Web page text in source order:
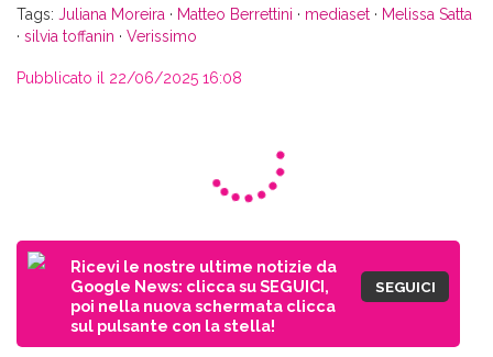
Tags: Juliana Moreira · Matteo Berrettini · mediaset · Melissa Satta
· silvia toffanin · Verissimo
Pubblicato il 22/06/2025 16:08
Ricevi le nostre ultime notizie da
Google News: clicca su SEGUICI,
poi nella nuova schermata clicca
sul pulsante con la stella!
SEGUICI